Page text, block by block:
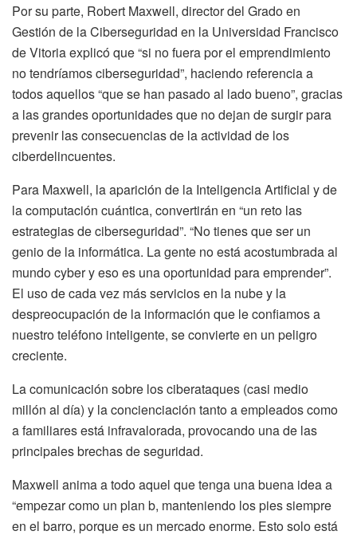
Por su parte, Robert Maxwell, director del Grado en
Gestión de la Ciberseguridad en la Universidad Francisco
de Vitoria explicó que “si no fuera por el emprendimiento
no tendríamos ciberseguridad”, haciendo referencia a
todos aquellos “que se han pasado al lado bueno”, gracias
a las grandes oportunidades que no dejan de surgir para
prevenir las consecuencias de la actividad de los
ciberdelincuentes.
Para Maxwell, la aparición de la Inteligencia Artificial y de
la computación cuántica, convertirán en “un reto las
estrategias de ciberseguridad”. “No tienes que ser un
genio de la informática. La gente no está acostumbrada al
mundo cyber y eso es una oportunidad para emprender”.
El uso de cada vez más servicios en la nube y la
despreocupación de la información que le confiamos a
nuestro teléfono inteligente, se convierte en un peligro
creciente.
La comunicación sobre los ciberataques (casi medio
millón al día) y la concienciación tanto a empleados como
a familiares está infravalorada, provocando una de las
principales brechas de seguridad.
Maxwell anima a todo aquel que tenga una buena idea a
“empezar como un plan b, manteniendo los pies siempre
en el barro, porque es un mercado enorme. Esto solo está